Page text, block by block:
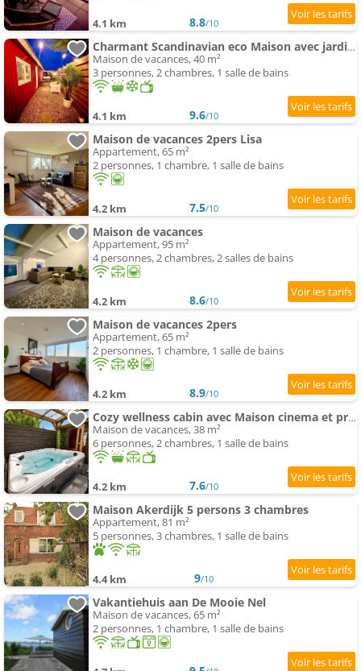
4.1 km 8.8/10
Charmant Scandinavian eco Maison avec jardin privé et spa between Amsterdam Haarlem et Schiphol A
Maison de vacances, 40 m²
3 personnes, 2 chambres, 1 salle de bains
4.1 km 9.6/10
Maison de vacances 2pers Lisa
Appartement, 65 m²
2 personnes, 1 chambre, 1 salle de bains
4.2 km 7.5/10
Maison de vacances
Appartement, 95 m²
4 personnes, 2 chambres, 2 salles de bains
4.2 km 8.6/10
Maison de vacances 2pers
Appartement, 65 m²
2 personnes, 1 chambre, 1 salle de bains
4.2 km 8.9/10
Cozy wellness cabin avec Maison cinema et private spa ,sauna et jardin between Amsterdam Haarlem and
Maison de vacances, 38 m²
6 personnes, 2 chambres, 1 salle de bains
4.2 km 7.6/10
Maison Akerdijk 5 persons 3 chambres
Appartement, 81 m²
5 personnes, 3 chambres, 1 salle de bains
4.4 km 9/10
Vakantiehuis aan De Mooie Nel
Maison de vacances, 65 m²
2 personnes, 1 chambre, 1 salle de bains